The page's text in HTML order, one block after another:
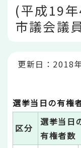
(平成19
市議会議
更新日：2018
選挙当日の有権
区分
選挙当日
有権者数